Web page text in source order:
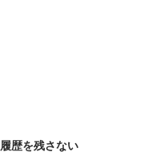
履歴を残さない